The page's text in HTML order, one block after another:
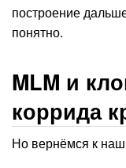
построение
понятно.
MLM и
коррида
Но вернёмся к